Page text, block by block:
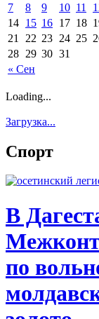
« Сен
7
8 9 10 11
14 15 16 17 18
21
22 23 24 25
28 29 30 31
Loading...
Загрузка...
Спорт
В
по